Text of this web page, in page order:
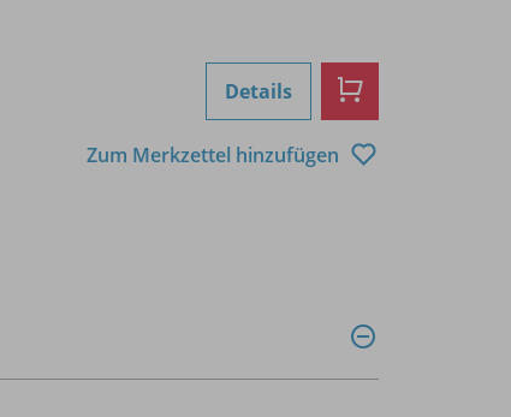
Details
Zum Merkzettel hinzufügen